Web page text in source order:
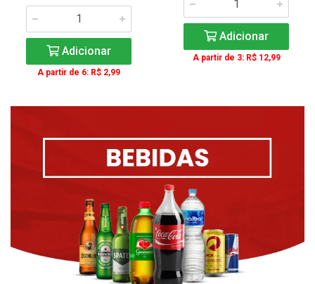
Adicionar
A partir de 6: R$ 2,99
Adicionar
A partir de 3: R$ 12,99